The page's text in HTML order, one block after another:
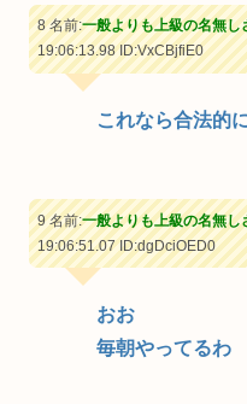
8 名前:一般よりも上級の名無し
19:06:13.98ID:VxCBjfiE0
これなら合法的
9 名前:一般よりも上級の名無し
19:06:51.07ID:dgDciOED0
おお
毎朝やってるわ